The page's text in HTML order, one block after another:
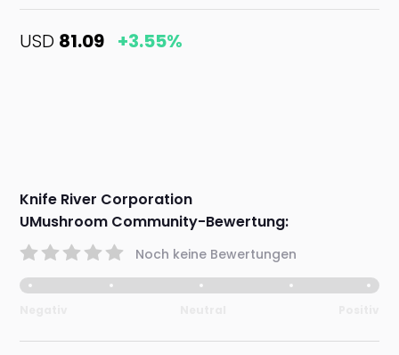
USD 81.09 +3.55%
Knife River Corporation
UMushroom Community-Bewertung:
Noch keine Bewertungen